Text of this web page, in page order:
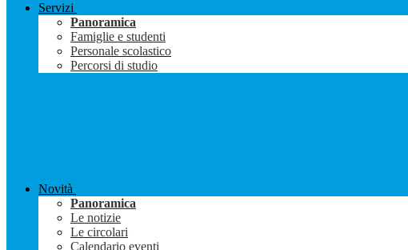
Servizi
Panoramica
Famiglie e studenti
Personale scolastico
Percorsi di studio
Novità
Panoramica
Le notizie
Le circolari
Calendario eventi